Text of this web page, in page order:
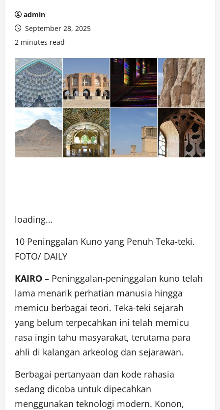
admin
September 28, 2025
2 minutes read
loading…
10 Peninggalan Kuno yang Penuh Teka-teki.
FOTO/ DAILY
KAIRO – Peninggalan-peninggalan kuno telah
lama menarik perhatian manusia hingga
memicu berbagai teori. Teka-teki sejarah
yang belum terpecahkan ini telah memicu
rasa ingin tahu masyarakat, terutama para
ahli di kalangan arkeolog dan sejarawan.
Berbagai pertanyaan dan kode rahasia
sedang dicoba untuk dipecahkan
menggunakan teknologi modern. Konon,